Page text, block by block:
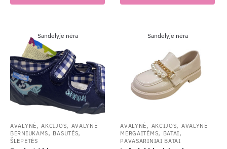
Sandėlyje nėra
AVALYNĖ,AKCIJOS, AVALYNĖ
BERNIUKAMS, BASUTĖS,
ŠLEPETĖS
Sandėlyje nėra
AVALYNĖ, AKCIJOS, AVALYNĖ
MERGAITĖMS, BATAI,
PAVASARINIAI BATAI